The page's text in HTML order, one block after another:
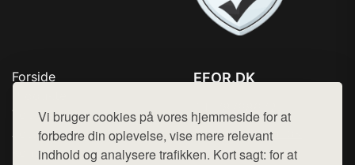
Vi bruger cookies på vores hjemmeside for at
forbedre din oplevelse, vise mere relevant
indhold og analysere trafikken. Kort sagt: for at
Forside
Top Rabatter
Jotun maling
Kontakt
EFOR.DK
Mail: hej@want.dk